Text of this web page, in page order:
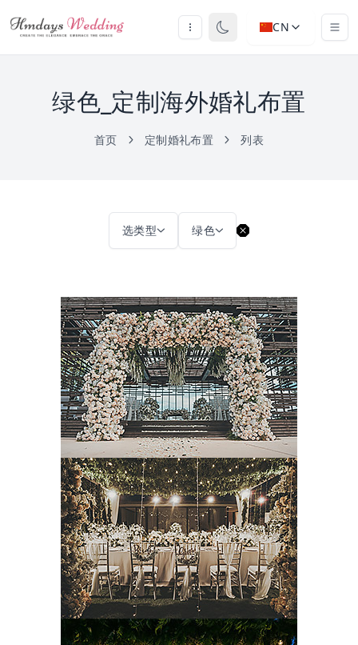
CN
绿色_定制海外婚礼布置
首页 定制婚礼布置 列表
选类型 绿色